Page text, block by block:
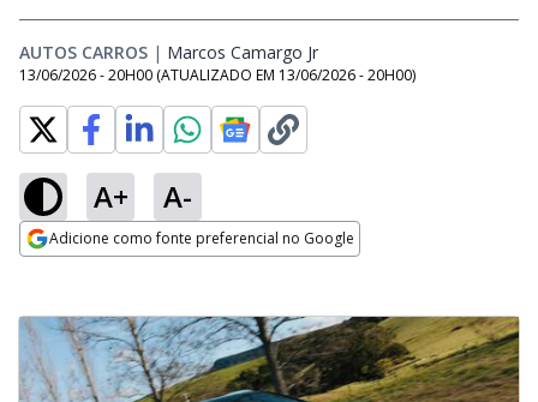
AUTOS CARROS | Marcos Camargo Jr
13/06/2026 - 20H00 (ATUALIZADO EM 13/06/2026 - 20H00)
A+ A-
Adicione como fonte preferencial no Google